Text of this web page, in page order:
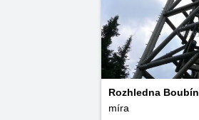
Rozhledna Boubín
míra